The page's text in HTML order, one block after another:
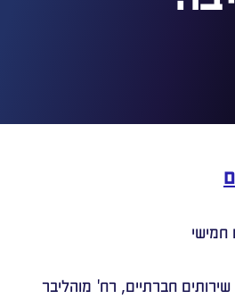
חברתיים, רח' מוהליבר